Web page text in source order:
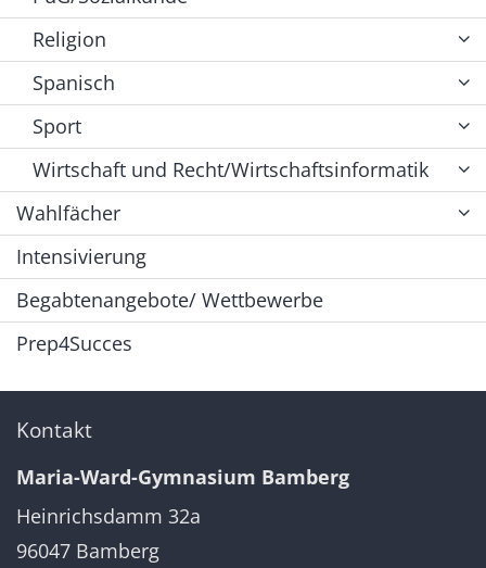
Religion
Spanisch
Sport
Wirtschaft und Recht/Wirtschaftsinformatik
Wahlfächer
Intensivierung
Begabtenangebote/ Wettbewerbe
Prep4Succes
Kontakt
Maria-Ward-Gymnasium Bamberg
Heinrichsdamm 32a
96047 Bamberg